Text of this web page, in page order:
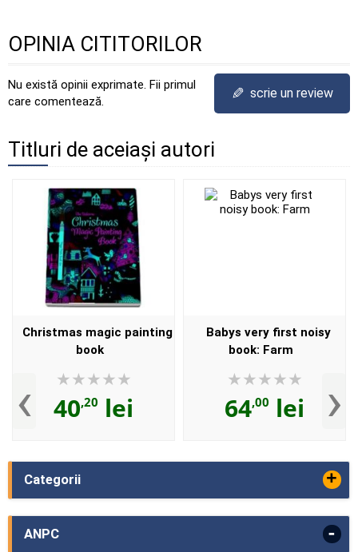
Categorii +
ANPC -
OPINIA CITITORILOR
Nu există opinii exprimate. Fii primul
care comentează.
✎ scrie un review
Titluri de aceiași autori
‹
Christmas magic painting
book
40,20 lei
Babys very first noisy
book: Farm
64,00 lei ›